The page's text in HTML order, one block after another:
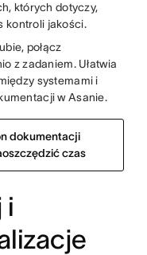
których dotyczy,
kontroli jakości.
połącz
z zadaniem. Ułatwia
systemami i
w Asanie.
dokumentacji
czas
i